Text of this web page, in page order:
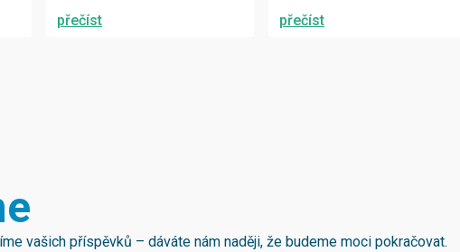
přečíst přečíst
vašich příspěvků – dáváte nám naději, že budeme moci pokračovat.